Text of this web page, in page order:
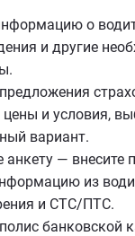
о
и другие
цены и условия,
вариант.
анкету — внесите
из
и СТС/ПТС.
банковской